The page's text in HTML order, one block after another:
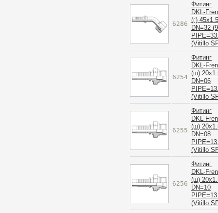
6286
Фитинг
DKL-
(г) 45x1.5
DN=32
(Vitillo
6254
Фитинг
DKL-
(ш)
DN=06
(Vitillo
6255
Фитинг
DKL-
(ш)
DN=08
(Vitillo
6256
Фитинг
DKL-
(ш)
DN=10
(Vitillo